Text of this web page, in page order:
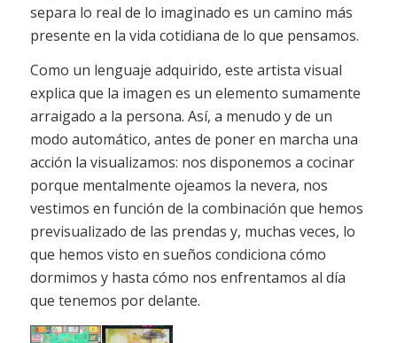
separa lo real de lo imaginado es un camino más
presente en la vida cotidiana de lo que pensamos.
Como un lenguaje adquirido, este artista visual
explica que la imagen es un elemento sumamente
arraigado a la persona. Así, a menudo y de un
modo automático, antes de poner en marcha una
acción la visualizamos: nos disponemos a cocinar
porque mentalmente ojeamos la nevera, nos
vestimos en función de la combinación que hemos
previsualizado de las prendas y, muchas veces, lo
que hemos visto en sueños condiciona cómo
dormimos y hasta cómo nos enfrentamos al día
que tenemos por delante.